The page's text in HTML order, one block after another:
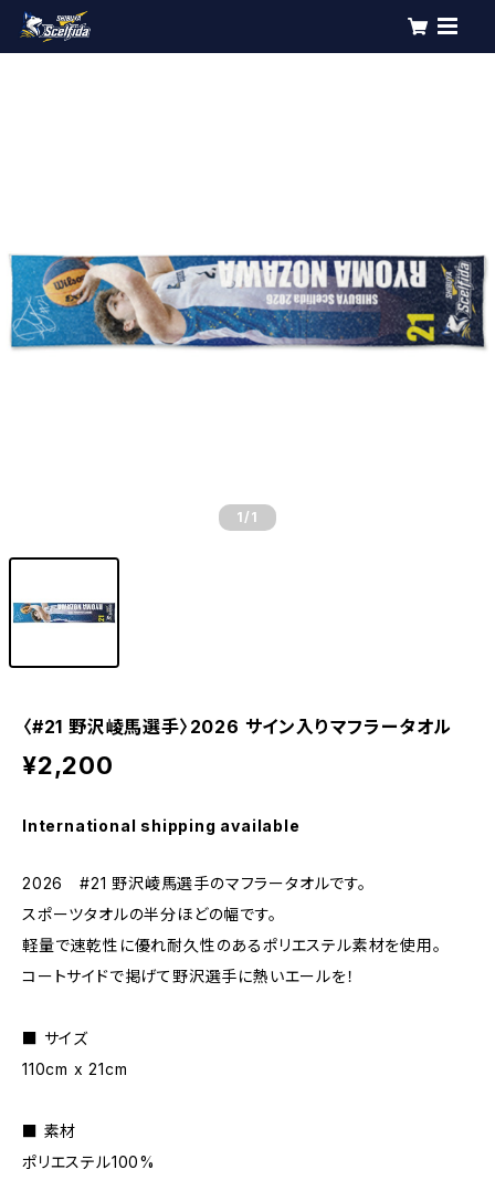
1 /1
〈#21 野沢崚馬選手〉2026 サイン入りマフラータオル
¥2,200
International shipping available
2026 #21 野沢崚馬選手のマフラータオルです。
スポーツタオルの半分ほどの幅です。
軽量で速乾性に優れ耐久性のあるポリエステル素材を使用。
コートサイドで掲げて野沢選手に熱いエールを！
■ サイズ
110cm x 21cm
■ 素材
ポリエステル100%